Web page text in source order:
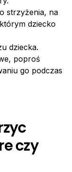
strzyżenia, na
dziecko
dziecka.
poproś
go podczas
czy